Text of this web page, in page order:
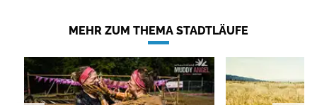
MEHR ZUM THEMA STADTLÄUFE